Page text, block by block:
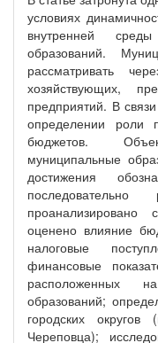
условиях
внутренней
образований.
рассматривать
хозяйствующих,
предприятий. В
определении роли
бюджетов.
муниципальные
достижения
оценено влияние
налоговые
финансовые
расположенных
образований;
городских
Череповца);